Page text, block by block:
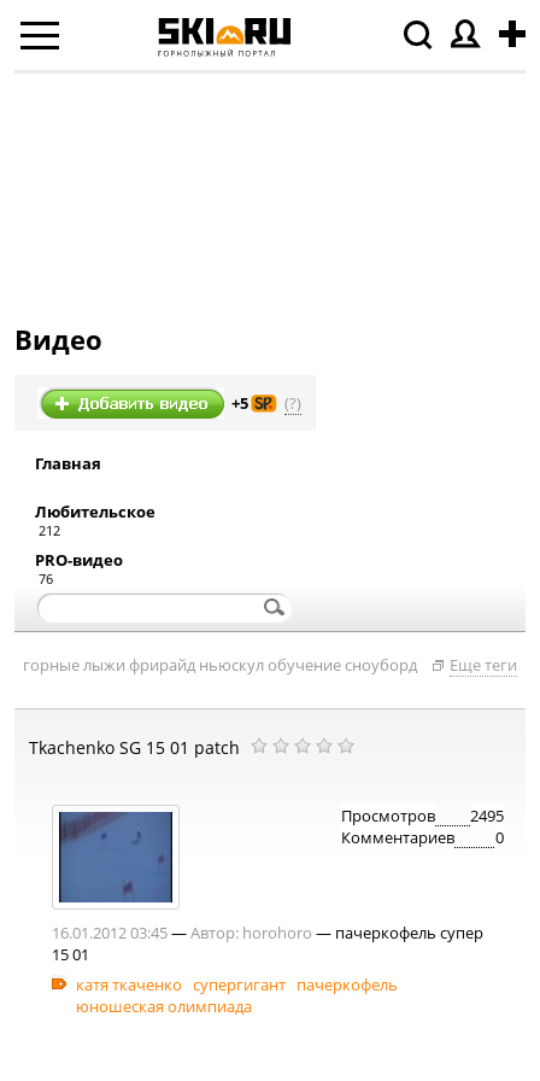
Видео
+5 (?)
Главная
Любительское
212
PRO-видео
76
горные лыжи фрирайд ньюскулобучениесноуборд Еще теги
Tkachenko SG 15 01 patch
Просмотров
2495
Комментариев
0
16.01.2012 03:45—Автор: horohoro — пачеркофель супер
15 01
катя ткаченко супергигант пачеркофель
юношеская олимпиада